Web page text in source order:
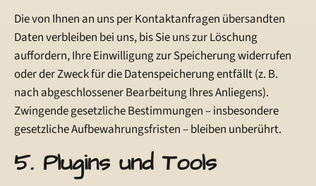
Die von Ihnen an uns per Kontaktanfragen übersandten
Daten verbleiben bei uns, bis Sie uns zur Löschung
auffordern, Ihre Einwilligung zur Speicherung widerrufen
oder der Zweck für die Datenspeicherung entfällt (z. B.
nach abgeschlossener Bearbeitung Ihres Anliegens).
Zwingende gesetzliche Bestimmungen – insbesondere
gesetzliche Aufbewahrungsfristen – bleiben unberührt.
5. Plugins und Tools